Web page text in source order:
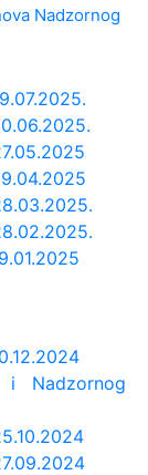
Nadzornog
i Nadzornog